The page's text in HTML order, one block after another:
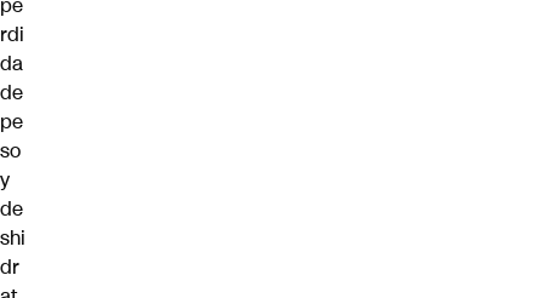
rdi
da
de
pe
so
y
de
shi
dr